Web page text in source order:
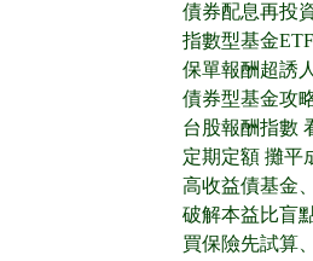
債券配息再投
指數型基金
保單報酬超誘
債券型基金攻
台股報酬指數
定期定額 攤平
高收益債基金
破解本益比盲
買保險先試算